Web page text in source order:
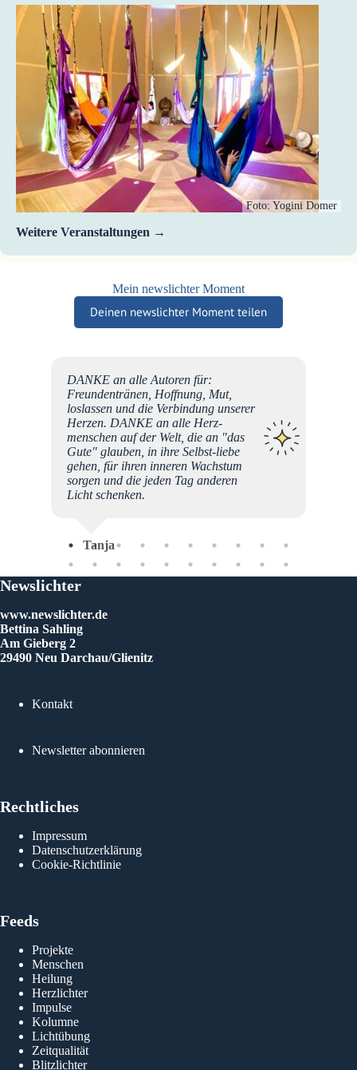
Foto: Yogini Domer
Weitere Veranstaltungen
Mein newslichter Moment
Deinen newslichter Moment teilen
für all
zu
DANKE an alle Autoren für:
Freundentränen, Hoffnung, Mut,
loslassen und die Verbindung unserer
Herzen. DANKE an alle Herz-
menschen auf der Welt, die an "das
Gute" glauben, in ihre Selbst-liebe
gehen, für ihren inneren Wachstum
sorgen und die jeden Tag anderen
Licht schenken.
Tanja
Newslichter
www.newslichter.de
Bettina Sahling
Am Gieberg 2
29490 Neu Darchau/Glienitz
Kontakt
Newsletter abonnieren
Rechtliches
Impressum
Datenschutzerklärung
Cookie-Richtlinie
Feeds
Projekte
Menschen
Heilung
Herzlichter
Impulse
Kolumne
Lichtübung
Zeitqualität
Blitzlichter